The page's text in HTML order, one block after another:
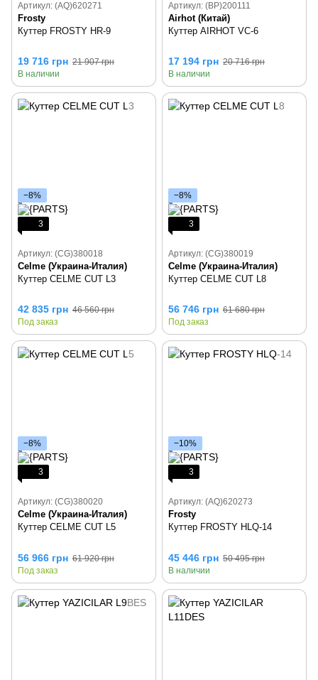
Артикул: (AQ)620271
Frosty
Куттер FROSTY HR-9
19 716 грн 21 907 грн
В наличии
Артикул: (BP)200111
Airhot (Китай)
Куттер AIRHOT VC-6
17 194 грн 20 716 грн
В наличии
−8%
3
Артикул: (CG)380018
Celme (Украина-Италия)
Куттер CELME CUT L3
42 835 грн 46 560 грн
Под заказ
−8%
3
Артикул: (CG)380019
Celme (Украина-Италия)
Куттер CELME CUT L8
56 746 грн 61 680 грн
Под заказ
−8%
3
Артикул: (CG)380020
Celme (Украина-Италия)
Куттер CELME CUT L5
56 966 грн 61 920 грн
Под заказ
−10%
3
Артикул: (AQ)620273
Frosty
Куттер FROSTY HLQ-14
45 446 грн 50 495 грн
В наличии